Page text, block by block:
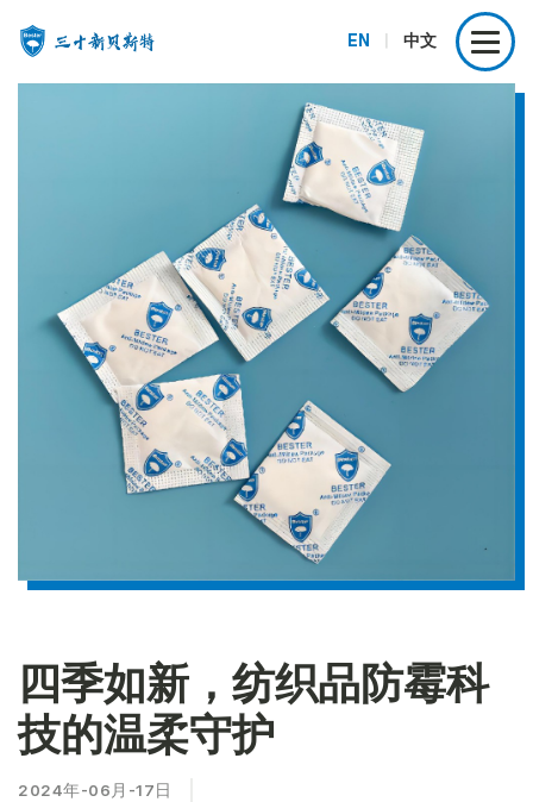
EN 中文
四季如新，纺织品防霉科
技的温柔守护
2024年-06月-17日